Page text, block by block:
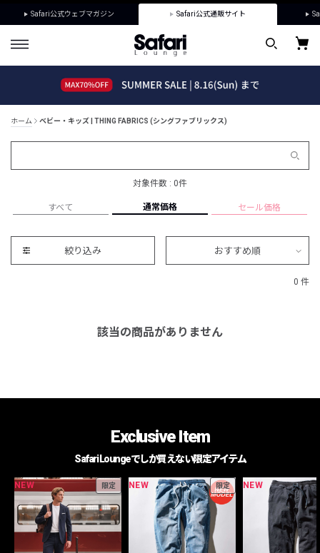
Safari公式ウェブマガジン Safari公式通販サイト
ホーム ベビー・キッズ | THING FABRICS (シングファブリックス)
対象件数 : 0件
すべて 通常価格 セール価格
絞り込み おすすめ順
0 件
該当の商品がありません
Exclusive Item
Safari Loungeでしか買えない限定アイテム
NEW 限定 NEW 限定 NEW